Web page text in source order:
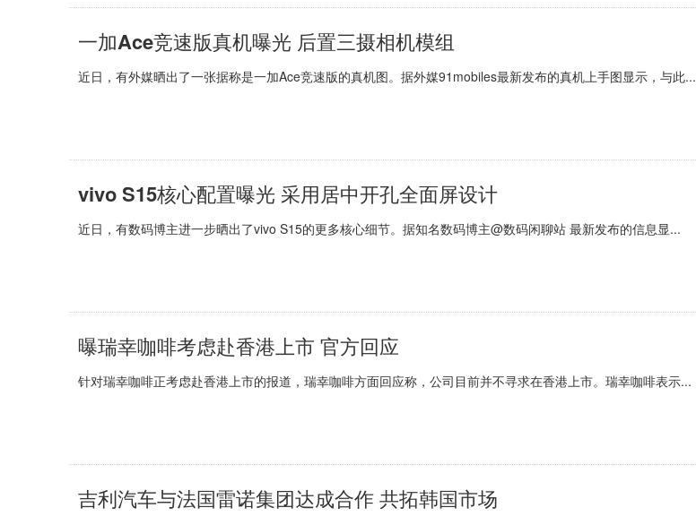
一加Ace竞速版真机曝光 后置三摄相机模组
近日，有外媒晒出了一张据称是一加Ace竞速版的真机图。据外媒91mobiles最新发布的真机上手图显示，与此...
vivo S15核心配置曝光 采用居中开孔全面屏设计
近日，有数码博主进一步晒出了vivo S15的更多核心细节。据知名数码博主@数码闲聊站 最新发布的信息显...
曝瑞幸咖啡考虑赴香港上市 官方回应
针对瑞幸咖啡正考虑赴香港上市的报道，瑞幸咖啡方面回应称，公司目前并不寻求在香港上市。瑞幸咖啡表示...
吉利汽车与法国雷诺集团达成合作 共拓韩国市场